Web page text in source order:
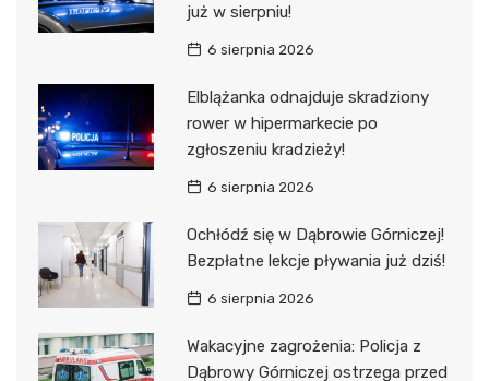
już w sierpniu!
6 sierpnia 2026
Elblążanka odnajduje skradziony
rower w hipermarkecie po
zgłoszeniu kradzieży!
6 sierpnia 2026
Ochłódź się w Dąbrowie Górniczej!
Bezpłatne lekcje pływania już dziś!
6 sierpnia 2026
Wakacyjne zagrożenia: Policja z
Dąbrowy Górniczej ostrzega przed